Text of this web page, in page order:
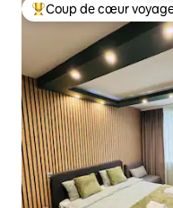
Coups de cœur
Coup de cœur